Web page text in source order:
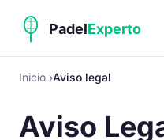
Inicio Aviso legal
Aviso